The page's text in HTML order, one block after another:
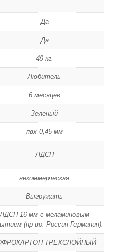
Да
Да
49 кг.
Любитель
6 месяцев
Зеленый
пвх 0,45 мм
ЛДСП
некоммерческая
Выгружать
ЛДСП 16 мм с меламиновым
(пр-во: Россия-Германия).
ТРЕХСЛОЙНЫЙ